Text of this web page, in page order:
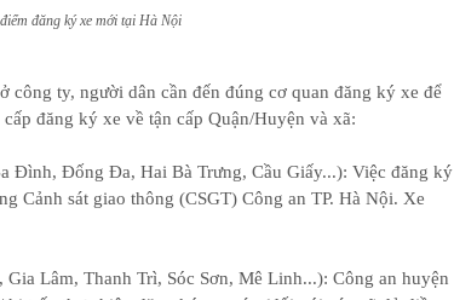
đăng ký xe mới tại Hà Nội
công ty, người dân cần đến đúng cơ quan đăng ký xe để
đăng ký xe về tận cấp Quận/Huyện và xã:
Đình, Đống Đa, Hai Bà Trưng, Cầu Giấy...): Việc đăng ký
Cảnh sát giao thông (CSGT) Công an TP. Hà Nội. Xe
Lâm, Thanh Trì, Sóc Sơn, Mê Linh...): Công an huyện